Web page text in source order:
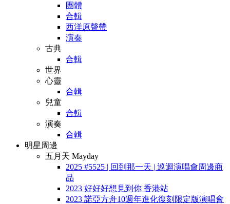
團體
合輯
西洋原聲帶
演奏
古典
合輯
世界
心靈
合輯
兒童
合輯
演奏
合輯
明星周邊
五月天 Mayday
2025 #5525 | 回到那一天 | 巡迴演唱會周邊商
品
2023 好好好想見到你 香港站
2023 諾亞方舟10週年進化復刻限定版演唱會